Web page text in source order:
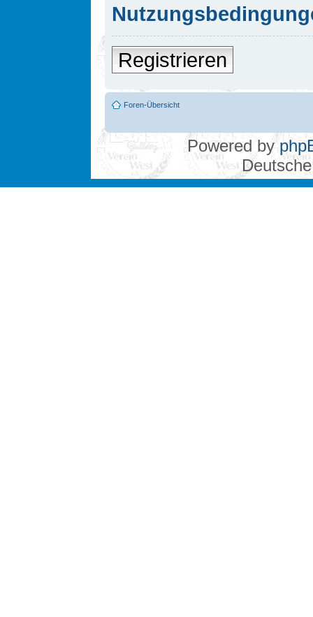
Registrieren
Foren-Übersicht
Powered by